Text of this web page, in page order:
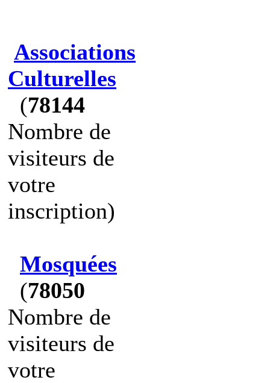
Associations
Culturelles
(78144
Nombre de
visiteurs de
votre
inscription)
Mosquées
(78050
Nombre de
visiteurs de
votre